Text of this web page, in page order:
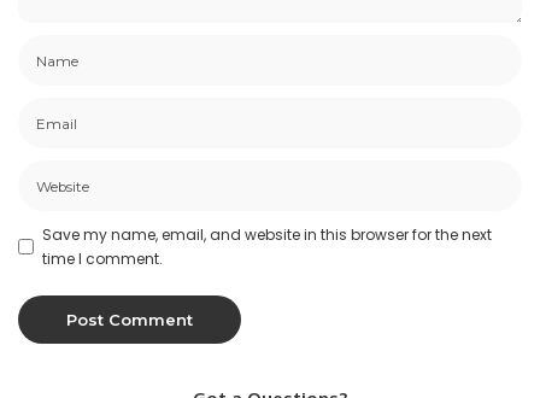
Save my name, email, and website in this browser for the next
time I comment.